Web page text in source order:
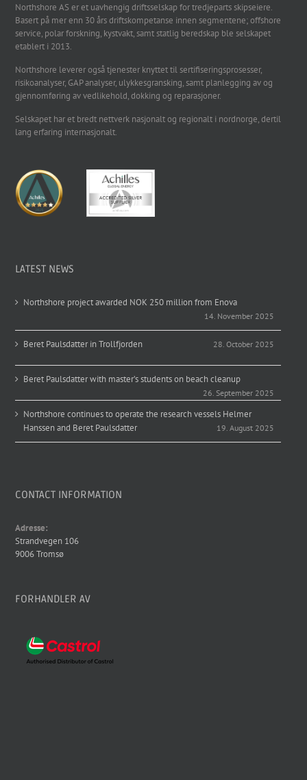
Northshore AS er et uavhengig driftsselskap for tredjeparts skipseiere.
Basert på mer enn 30 års driftskompetanse innen segmentene; offshore
service, polar forskning, kystvakt, samt statlig beredskap ble selskapet
etablert i 2013.
Northshore leverer også tjenester knyttet til sertifiseringsprosesser,
risikoanalyser, GAP analyser, ulykkesgransking, samt planlegging av og
gjennomføring av vedlikehold, dokking og reparasjoner.
Selskapet har et bredt nettverk nasjonalt og regionalt i nordnorge, dertil
lang erfaring internasjonalt.
LATEST NEWS
Northshore project awarded NOK 250 million from Enova
14. November 2025
Beret Paulsdatter in Trollfjorden 28. October 2025
Beret Paulsdatter with master’s students on beach cleanup
26. September 2025
Northshore continues to operate the research vessels Helmer
Hanssen and Beret Paulsdatter
19. August 2025
CONTACT INFORMATION
Adresse:
Strandvegen 106
9006 Tromsø
FORHANDLER AV